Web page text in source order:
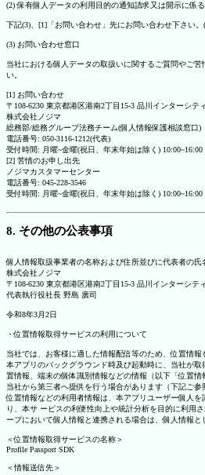
(2) 保有個人データの利用目的の通知請求又は開示に係
下記(3)、[1]「お問い合わせ」先にお問い合わせ下さい
(3) お問い合わせ窓口
当社における個人データの取扱いに関するご質問やご
い。
[1] お問い合わせ
〒108-6230 東京都港区港南2丁目15-3 品川インターシテ
株式会社ノジマ
総務部/総務グループ法務チーム(個人情報保護相談窓口)
電話番号: 050-3116-1212(代表)
受付時間: 月曜~金曜(祝日、年末年始は除く) 10:00~16:00
[2] 苦情のお申し出先
ノジマカスタマーセンター
電話番号: 045-228-3546
受付時間: 月曜~金曜(祝日、年末年始は除く) 10:00~16:00
8. その他の公表事項
個人情報取扱事業者の名称および住所並びに代表者の氏
株式会社ノジマ
〒108-6230 東京都港区港南2丁目15-3 品川インターシテ
代表執行役社長 野島 廣司
令和8年3月2日
・位置情報取得サービスの利用について
当社では、お客様に適した情報配信等のため、位置情報
本アプリのバックグラウンド時及び起動時に、当社が
置情報、端末の個体識別情報などの情報（以下「位置情
当社から第三者へ提供を行う場合があります（下記ご参
位置情報などの利用者情報は、本アプリユーザー個人
り、本サ ービスの利便性向上や統計分析を目的に利用
ープにおいて個人情報と連携される場合は、個人情報と
＜位置情報取得サービスの名称＞
Profile Passport SDK
＜情報送信先＞